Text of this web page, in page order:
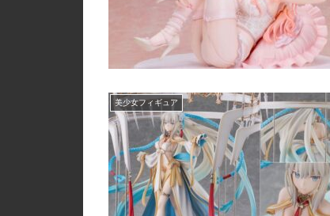
美少女フィギュア